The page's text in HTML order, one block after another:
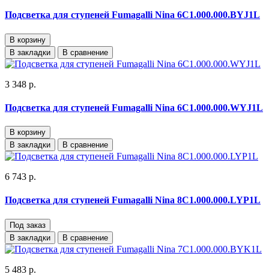
Подсветка для ступеней Fumagalli Nina 6C1.000.000.BYJ1L
В корзину
В закладки
В сравнение
3 348 р.
Подсветка для ступеней Fumagalli Nina 6C1.000.000.WYJ1L
В корзину
В закладки
В сравнение
6 743 р.
Подсветка для ступеней Fumagalli Nina 8C1.000.000.LYP1L
Под заказ
В закладки
В сравнение
5 483 р.